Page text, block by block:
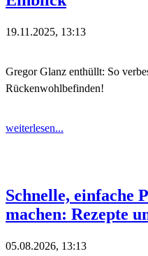
19.11.2025, 13:13
Gregor Glanz enthüllt: So
Rückenwohlbefinden!
weiterlesen...
Schnelle, einfache
machen: Rezepte
05.08.2026, 13:13